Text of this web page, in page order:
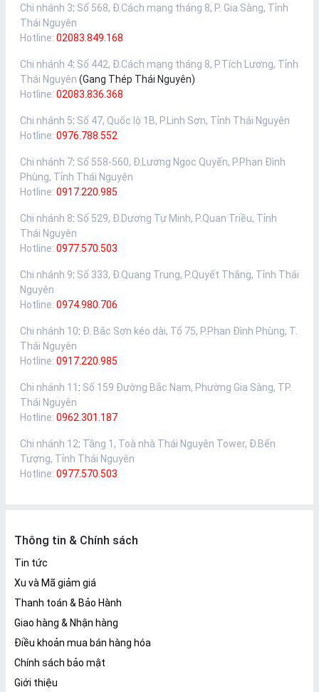
Chi nhánh 3: Số 568, Đ.Cách mạng tháng 8, P. Gia Sàng, Tỉnh
Thái Nguyên
Hotline: 02083.849.168
Chi nhánh 4: Số 442, Đ.Cách mạng tháng 8, P.Tích Lương, Tỉnh
Thái Nguyên (Gang Thép Thái Nguyên)
Hotline: 02083.836.368
Chi nhánh 5: Số 47, Quốc lộ 1B, P.Linh Sơn, Tỉnh Thái Nguyên
Hotline: 0976.788.552
Chi nhánh 7: Số 558-560, Đ.Lương Ngọc Quyến, P.Phan Đình
Phùng, Tỉnh Thái Nguyên
Hotline: 0917.220.985
Chi nhánh 8: Số 529, Đ.Dương Tự Minh, P.Quan Triều, Tỉnh
Thái Nguyên
Hotline: 0977.570.503
Chi nhánh 9: Số 333, Đ.Quang Trung, P.Quyết Thắng, Tỉnh Thái
Nguyên
Hotline: 0974.980.706
Chi nhánh 10: Đ. Bắc Sơn kéo dài, Tổ 75, P.Phan Đình Phùng, T.
Thái Nguyên
Hotline: 0917.220.985
Chi nhánh 11 : Số 159 Đường Bắc Nam, Phường Gia Sàng, TP.
Thái Nguyên
Hotline: 0962.301.187
Chi nhánh 12: Tầng 1, Toà nhà Thái Nguyên Tower, Đ.Bến
Tượng, Tỉnh Thái Nguyên
Hotline: 0977.570.503
Thông tin & Chính sách
Tin tức
Xu và Mã giảm giá
Thanh toán & Bảo Hành
Giao hàng & Nhận hàng
Điều khoản mua bán hàng hóa
Chính sách bảo mật
Giới thiệu